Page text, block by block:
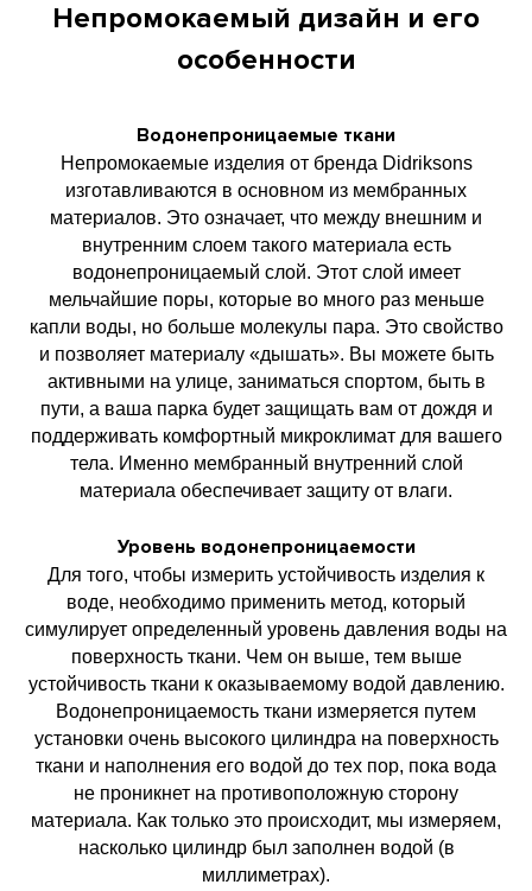
Непромокаемый дизайн и его
особенности
Водонепроницаемые ткани
Непромокаемые изделия от бренда Didriksons
изготавливаются в основном из мембранных
материалов. Это означает, что между внешним и
внутренним слоем такого материала есть
водонепроницаемый слой. Этот слой имеет
мельчайшие поры, которые во много раз меньше
капли воды, но больше молекулы пара. Это свойство
и позволяет материалу «дышать». Вы можете быть
активными на улице, заниматься спортом, быть в
пути, а ваша парка будет защищать вам от дождя и
поддерживать комфортный микроклимат для вашего
тела. Именно мембранный внутренний слой
материала обеспечивает защиту от влаги.
Уровень водонепроницаемости
Для того, чтобы измерить устойчивость изделия к
воде, необходимо применить метод, который
симулирует определенный уровень давления воды на
поверхность ткани. Чем он выше, тем выше
устойчивость ткани к оказываемому водой давлению.
Водонепроницаемость ткани измеряется путем
установки очень высокого цилиндра на поверхность
ткани и наполнения его водой до тех пор, пока вода
не проникнет на противоположную сторону
материала. Как только это происходит, мы измеряем,
насколько цилиндр был заполнен водой (в
миллиметрах).